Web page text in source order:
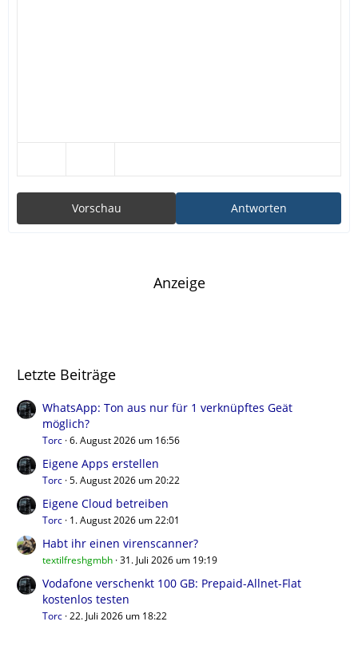
Antworten
Vorschau
Anzeige
Letzte Beiträge
WhatsApp: Ton aus nur für 1 verknüpftes Geät
möglich?
Torc 6. August 2026 um 16:56
Eigene Apps erstellen
Torc 5. August 2026 um 20:22
Eigene Cloud betreiben
Torc 1. August 2026 um 22:01
Habt ihr einen virenscanner?
textilfreshgmbh 31. Juli 2026 um 19:19
Vodafone verschenkt 100 GB: Prepaid-Allnet-Flat
kostenlos testen
Torc 22. Juli 2026 um 18:22